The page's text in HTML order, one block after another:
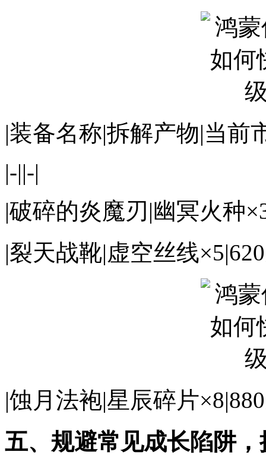
|装备名称|拆解产物|当前
|-||-|
|破碎的炎魔刃|幽冥火种
|裂天战靴|虚空丝线
|蚀月法袍|星辰碎片
五、规避常见成长陷阱